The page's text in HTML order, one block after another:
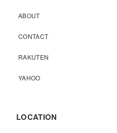
ABOUT
CONTACT
RAKUTEN
YAHOO
LOCATION